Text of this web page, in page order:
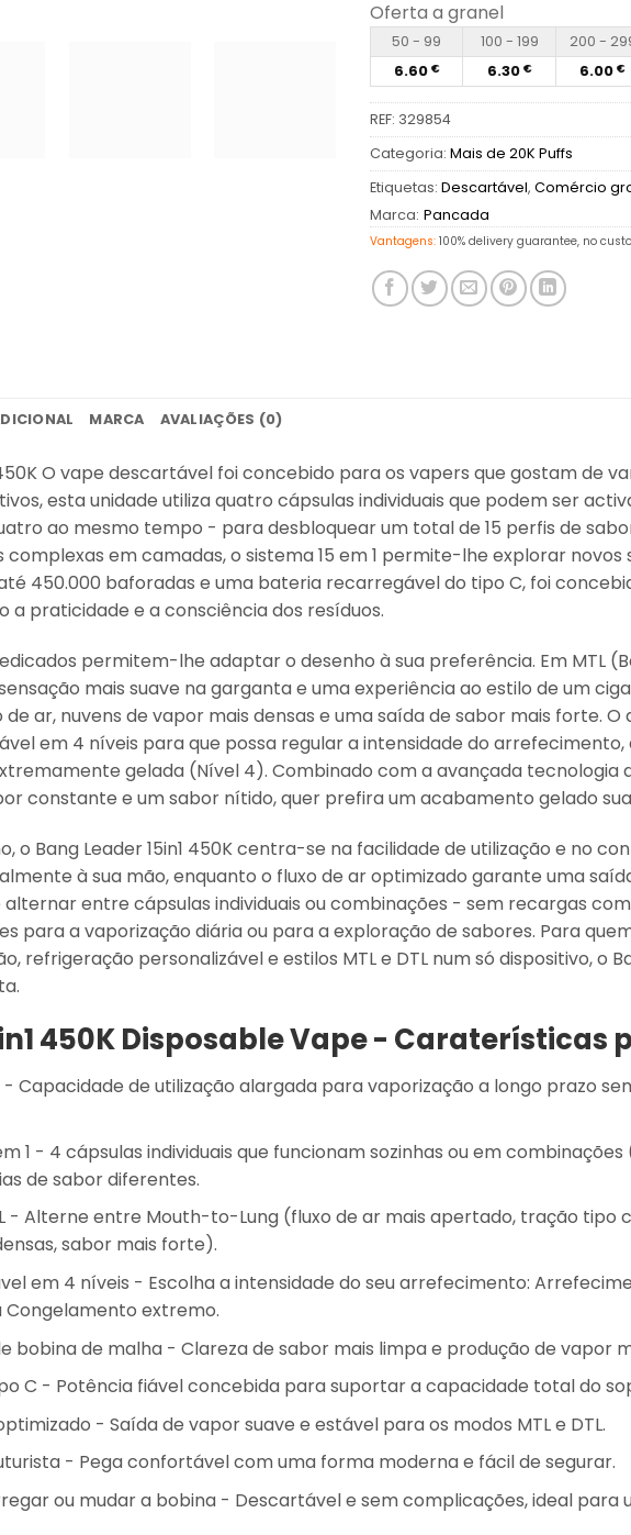
Oferta a granel
50 - 99 100 - 199 200 -
6.60 € 6.30 € 6.00 €
REF: 329854
Categoria: Mais de 20K Puffs
Etiquetas: Descartável, Comércio
Marca: Pancada
Vantagens: 100% delivery guarantee, no
MARCA AVALIAÇÕES (0)
O vape descartável foi concebido para os vapers que gostam de
esta unidade utiliza quatro cápsulas individuais que podem ser
ao mesmo tempo - para desbloquear um total de 15 perfis de
complexas em camadas, o sistema 15 em 1 permite-lhe explorar
450.000 baforadas e uma bateria recarregável do tipo C, foi
a praticidade e a consciência dos resíduos.
permitem-lhe adaptar o desenho à sua preferência. Em MTL
mais suave na garganta e uma experiência ao estilo de um
ar, nuvens de vapor mais densas e uma saída de sabor mais forte.
em 4 níveis para que possa regular a intensidade do
gelada (Nível 4). Combinado com a avançada tecnologia
constante e um sabor nítido, quer prefira um acabamento gelado
o Bang Leader 15in1 450K centra-se na facilidade de utilização e no
à sua mão, enquanto o fluxo de ar optimizado garante uma
entre cápsulas individuais ou combinações - sem recargas
para a vaporização diária ou para a exploração de sabores. Para
refrigeração personalizável e estilos MTL e DTL num só dispositivo, o
450K Disposable Vape - Caraterísticas
- Capacidade de utilização alargada para vaporização a longo prazo
1 - 4 cápsulas individuais que funcionam sozinhas ou em
de sabor diferentes.
- Alterne entre Mouth-to-Lung (fluxo de ar mais apertado, tração tipo
sabor mais forte).
em 4 níveis - Escolha a intensidade do seu arrefecimento:
extremo.
bobina de malha- Clareza de sabor mais limpa e produção de vapor
C - Potência fiável concebida para suportar a capacidade total do
- Saída de vapor suave e estável para os modos MTL e DTL.
- Pega confortável com uma forma moderna e fácil de segurar.
ou mudar a bobina- Descartável e sem complicações, ideal para